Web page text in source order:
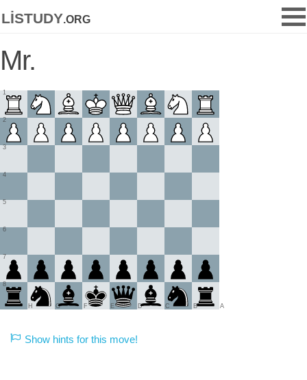
listudy.org
Mr.
1
2
3
4
5
6
7
8
A
B
C
D
E
F
G
H
Show hints for this move!